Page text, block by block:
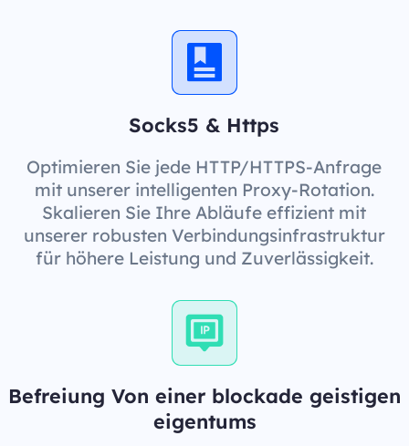
Socks5 & Https
Optimieren Sie jede HTTP/HTTPS-Anfrage
mit unserer intelligenten Proxy-Rotation.
Skalieren Sie Ihre Abläufe effizient mit
unserer robusten Verbindungsinfrastruktur
für höhere Leistung und Zuverlässigkeit.
Befreiung Von einer blockade geistigen
eigentums